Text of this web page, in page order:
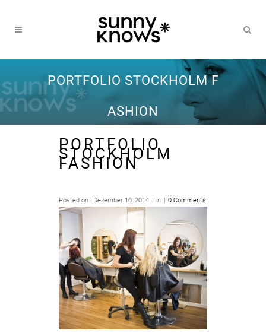
PORTFOLIO STOCKHOLM F
ASHION
PORTFOLIO
STOCKHOLM
FASHION
Posted on Dezember 10, 2014 in 0 Comments